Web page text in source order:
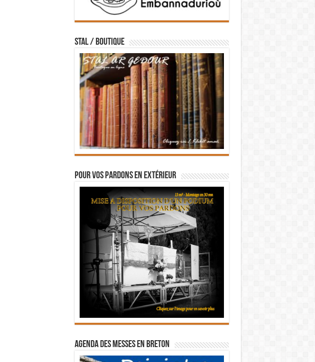
STAL / BOUTIQUE
Pour vos pardons en extérieur
Agenda des messes en breton